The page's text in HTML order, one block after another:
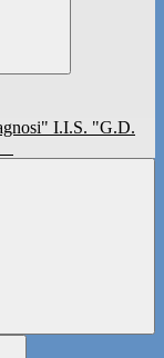
I.I.S. "G.D.